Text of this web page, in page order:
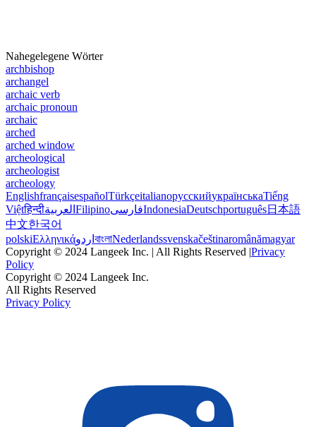
Nahegelegene Wörter
archbishop
archangel
archaic verb
archaic pronoun
archaic
arched
arched window
archeological
archeologist
archeology
EnglishfrançaisespañolTürkçeitalianoрусскийукраїнськаTiếng
Việtहिन्दीالعربية FilipinoفارسیIndonesiaDeutschportuguês日本語
中文한국어
polskiΕλληνικάاردو বাংলাNederlandssvenskačeštinaromânămagyar
Copyright © 2024 Langeek Inc. | All Rights Reserved |Privacy
Policy
Copyright © 2024 Langeek Inc.
All Rights Reserved
Privacy Policy